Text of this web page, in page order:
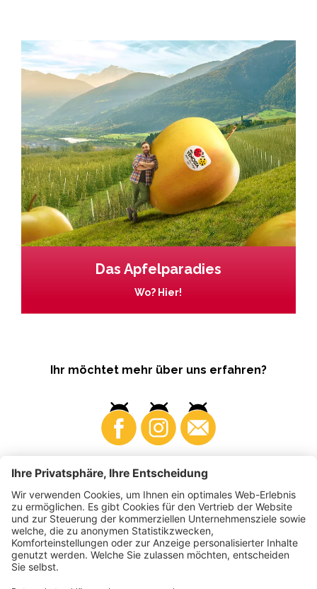
Das Apfelparadies
Wo? Hier!
Ihr möchtet mehr über uns erfahren?
Business Produzenten